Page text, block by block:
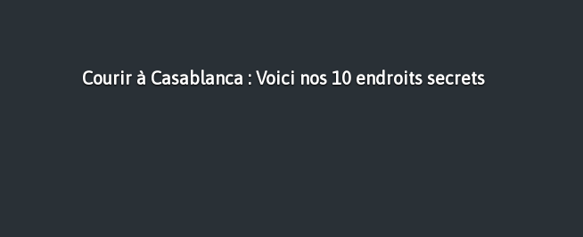
Courir à Casablanca : Voici nos 10 endroits secrets